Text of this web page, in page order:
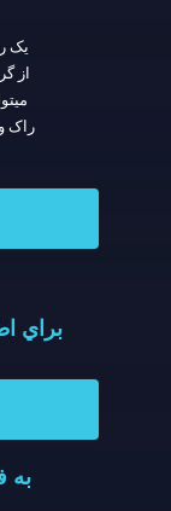
یک
از
راک
براي
به